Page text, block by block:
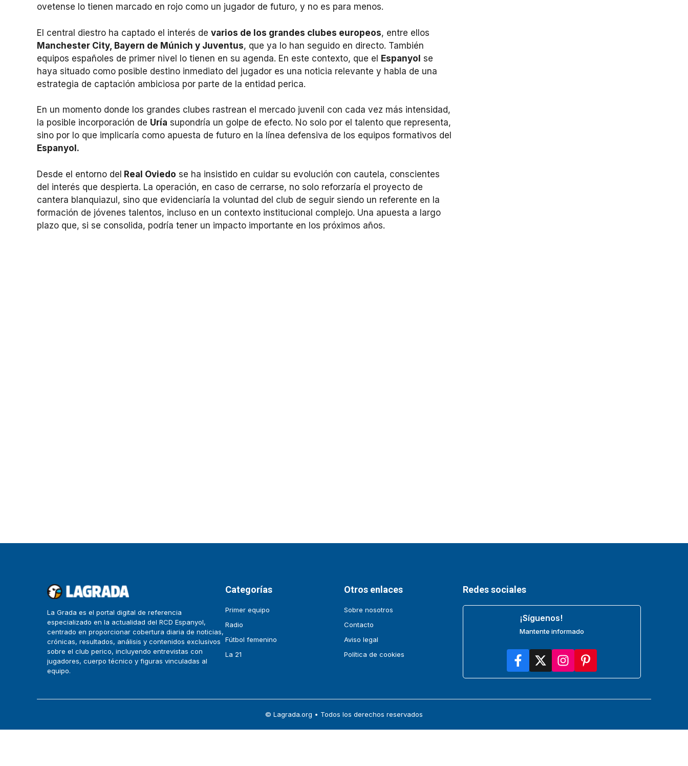
ovetense lo tienen marcado en rojo como un jugador de futuro, y no es para menos.
El central diestro ha captado el interés de varios de los grandes clubes europeos, entre ellos
Manchester City, Bayern de Múnich y Juventus, que ya lo han seguido en directo. También
equipos españoles de primer nivel lo tienen en su agenda. En este contexto, que el Espanyol se
haya situado como posible destino inmediato del jugador es una noticia relevante y habla de una
estrategia de captación ambiciosa por parte de la entidad perica.
En un momento donde los grandes clubes rastrean el mercado juvenil con cada vez más intensidad,
la posible incorporación de Uría supondría un golpe de efecto. No solo por el talento que representa,
sino por lo que implicaría como apuesta de futuro en la línea defensiva de los equipos formativos del
Espanyol.
Desde el entorno del Real Oviedo se ha insistido en cuidar su evolución con cautela, conscientes
del interés que despierta. La operación, en caso de cerrarse, no solo reforzaría el proyecto de
cantera blanquiazul, sino que evidenciaría la voluntad del club de seguir siendo un referente en la
formación de jóvenes talentos, incluso en un contexto institucional complejo. Una apuesta a largo
plazo que, si se consolida, podría tener un impacto importante en los próximos años.
La Grada es el portal digital de referencia
especializado en la actualidad del RCD Espanyol,
centrado en proporcionar cobertura diaria de noticias,
crónicas, resultados, análisis y contenidos exclusivos
sobre el club perico, incluyendo entrevistas con
jugadores, cuerpo técnico y figuras vinculadas al
equipo.
Categorías
Primer equipo
Radio
Fútbol femenino
La 21
Otros enlaces
Sobre nosotros
Contacto
Aviso legal
Política de cookies
Redes sociales
¡Síguenos!
Mantente informado
© Lagrada.org • Todos los derechos reservados